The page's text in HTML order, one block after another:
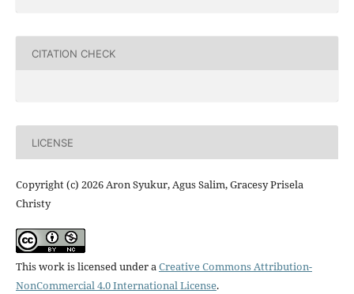
CITATION CHECK
LICENSE
Copyright (c) 2026 Aron Syukur, Agus Salim, Gracesy Prisela
Christy
This work is licensed under aCreative Commons Attribution-
NonCommercial 4.0 International License.